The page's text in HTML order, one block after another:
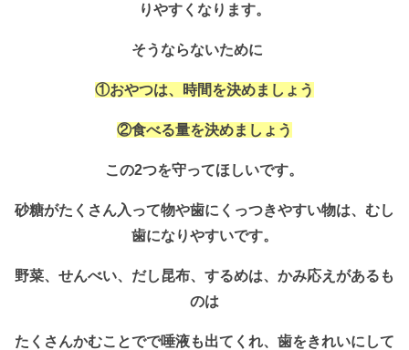
りやすくなります。
そうならないために
①おやつは、時間を決めましょう
②食べる量を決めましょう
この2つを守ってほしいです。
砂糖がたくさん入って物や歯にくっつきやすい物は、 むし
歯になりやすいです。
野菜、せんべい、だし昆布、するめは、かみ応えがあるも
のは
たくさんかむことでで唾液も出てくれ、歯をきれいにして